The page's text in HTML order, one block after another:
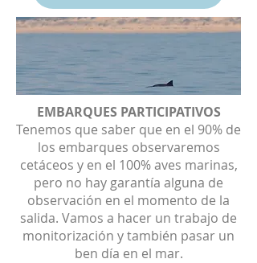
EMBARQUES PARTICIPATIVOS
Tenemos que saber que en el 90% de
los embarques observaremos
cetáceos y en el 100% aves marinas,
pero no hay garantía alguna de
observación en el momento de la
salida. Vamos a hacer un trabajo de
monitorización y también pasar un
ben día en el mar.